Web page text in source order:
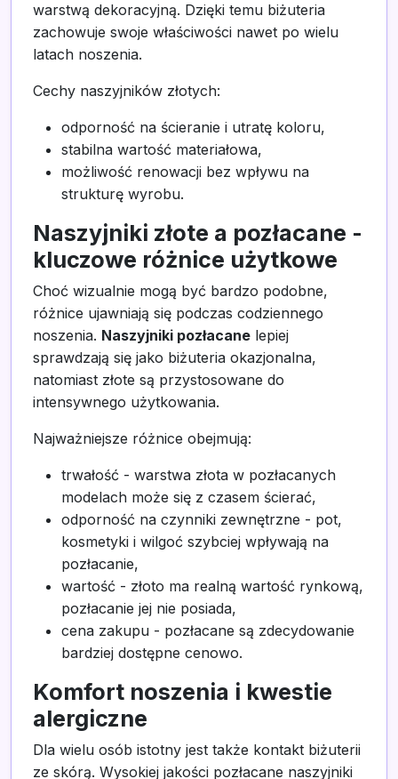
warstwą dekoracyjną. Dzięki temu biżuteria
zachowuje swoje właściwości nawet po wielu
latach noszenia.
Cechy naszyjników złotych:
odporność na ścieranie i utratę koloru,
stabilna wartość materiałowa,
możliwość renowacji bez wpływu na
strukturę wyrobu.
Naszyjniki złote a pozłacane -
kluczowe różnice użytkowe
Choć wizualnie mogą być bardzo podobne,
różnice ujawniają się podczas codziennego
noszenia. Naszyjniki pozłacane lepiej
sprawdzają się jako biżuteria okazjonalna,
natomiast złote są przystosowane do
intensywnego użytkowania.
Najważniejsze różnice obejmują:
trwałość - warstwa złota w pozłacanych
modelach może się z czasem ścierać,
odporność na czynniki zewnętrzne - pot,
kosmetyki i wilgoć szybciej wpływają na
pozłacanie,
wartość - złoto ma realną wartość rynkową,
pozłacanie jej nie posiada,
cena zakupu - pozłacane są zdecydowanie
bardziej dostępne cenowo.
Komfort noszenia i kwestie
alergiczne
Dla wielu osób istotny jest także kontakt biżuterii
ze skórą. Wysokiej jakości pozłacane naszyjniki